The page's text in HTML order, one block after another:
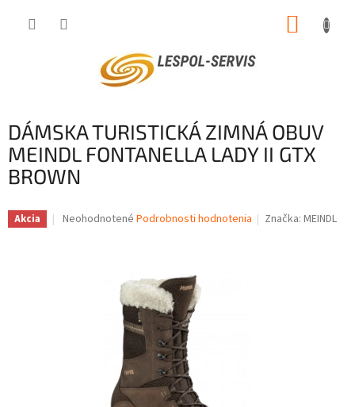
DÁMSKA TURISTICKÁ ZIMNÁ OBUV
MEINDL FONTANELLA LADY II GTX
BROWN
Akcia
Priemerné
Neohodnotené Podrobnosti hodnotenia Značka:MEINDL